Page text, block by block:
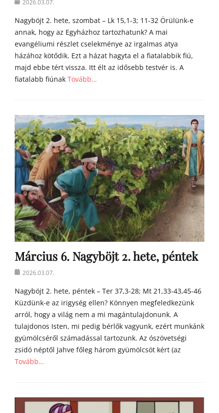
Posted2026.03.07.
Nagyböjt 2. hete, szombat – Lk 15,1-3; 11-32 Örülünk-e
annak, hogy az Egyházhoz tartozhatunk? A mai
evangéliumi részlet cselekménye az irgalmas atya
házához kötődik. Ezt a házat hagyta el a fiatalabbik fiú,
majd ebbe tért vissza. Itt élt az idősebb testvér is. A
fiatalabb fiúnak Tovább…
g
o
s
t
o
n
t
y
a
h
o
m
í
i
i
Március 6. Nagyböjt 2. hete, péntek
Posted2026.03.07.
Nagyböjt 2. hete, péntek – Ter 37,3-28; Mt 21,33-43,45-46
Küzdünk-e az irigység ellen? Könnyen megfeledkezünk
arról, hogy a világ nem a mi magántulajdonunk. A
tulajdonos Isten, mi pedig bérlők vagyunk, ezért munkánk
gyümölcséről számadással tartozunk. Az ószövetségi
zsidó néptől Jahve főleg három gyümölcsöt kért (az
Tovább…